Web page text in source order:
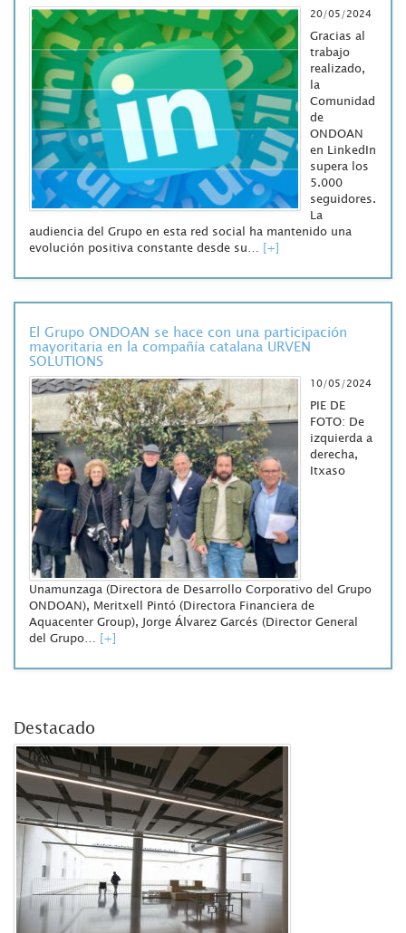
20/05/2024
Gracias al
trabajo
realizado,
la
Comunidad
de
ONDOAN
en LinkedIn
supera los
5.000
seguidores.
La
audiencia del Grupo en esta red social ha mantenido una
evolución positiva constante desde su… [+]
El Grupo ONDOAN se hace con una participación
mayoritaria en la compañía catalana URVEN
SOLUTIONS
10/05/2024
PIE DE
FOTO: De
izquierda a
derecha,
Itxaso
Unamunzaga (Directora de Desarrollo Corporativo del Grupo
ONDOAN), Meritxell Pintó (Directora Financiera de
Aquacenter Group), Jorge Álvarez Garcés (Director General
del Grupo… [+]
Destacado